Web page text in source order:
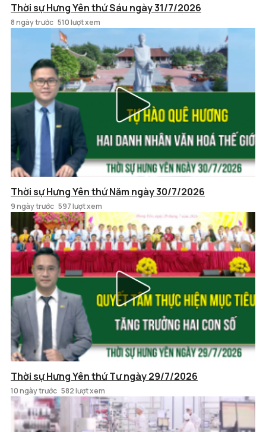
Thời sự Hưng Yên thứ Sáu ngày 31/7/2026
8 ngày trước 510 lượt xem
Thời sự Hưng Yên thứ Năm ngày 30/7/2026
9 ngày trước 597 lượt xem
Thời sự Hưng Yên thứ Tư ngày 29/7/2026
10 ngày trước 582 lượt xem